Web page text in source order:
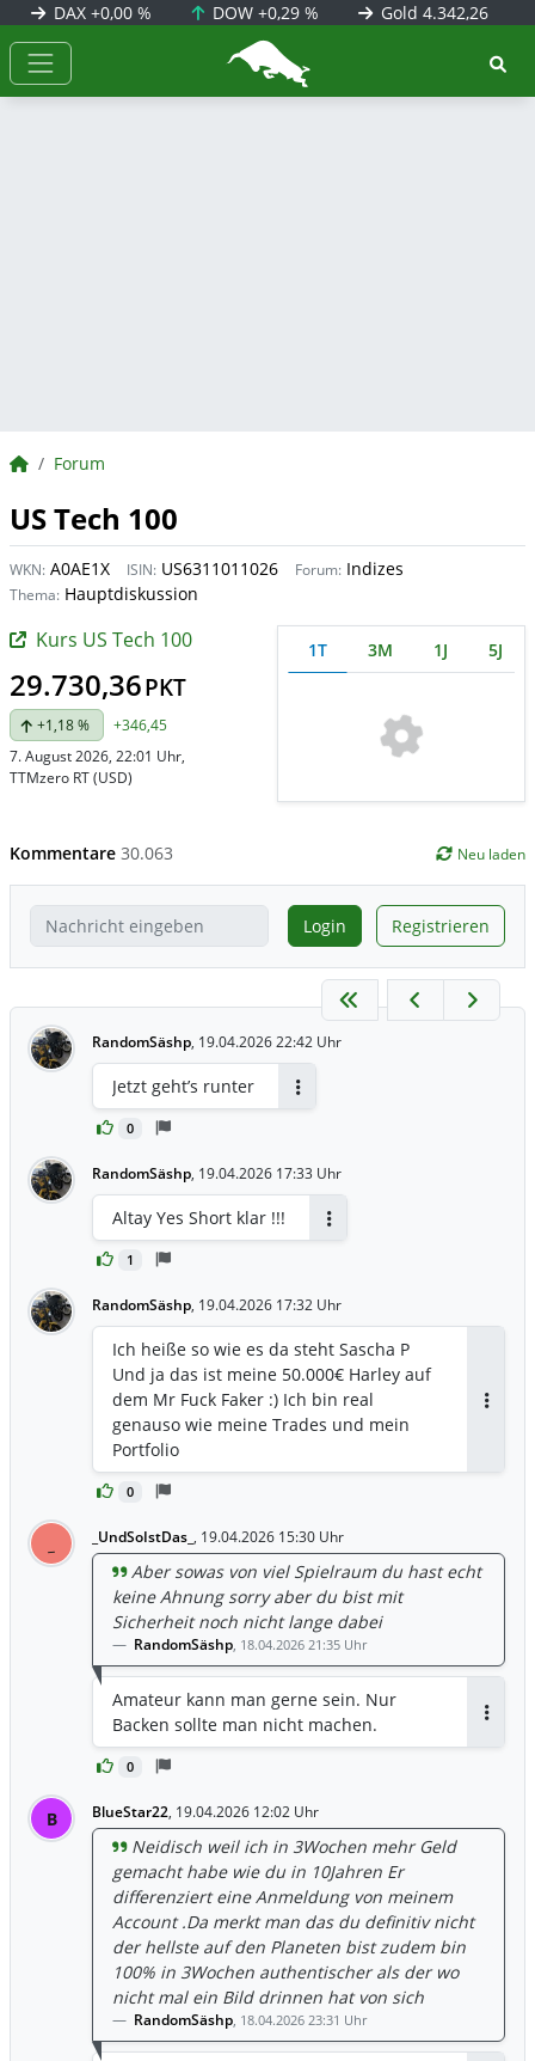
DAX +0,00 % DOW+0,29 % Gold 4.342,26
BörsenNEWS.de
BörsenNEWS.de
Forum
US Tech 100
WKN: A0AE1X ISIN: US6311011026 Forum: Indizes
Thema: Hauptdiskussion
Kurs US Tech 100
29.730,36PKT
+1,18 %
+346,45
7. August 2026, 22:01 Uhr,
TTMzero RT (USD)
1T 3M 1J 5J
Kommentare 30.063 Neu laden
Login Registrieren
RandomSäshp, 19.04.2026 22:42 Uhr
0
Jetzt geht’s runter
RandomSäshp, 19.04.2026 17:33 Uhr
1
Altay Yes Short klar !!!
RandomSäshp, 19.04.2026 17:32 Uhr
0
Ich heiße so wie es da steht Sascha P
Und ja das ist meine 50.000€ Harley auf
dem Mr Fuck Faker :) Ich bin real
genauso wie meine Trades und mein
Portfolio
_UndSoIstDas_ , 19.04.2026 15:30 Uhr
0
Aber sowas von viel Spielraum du hast echt
keine Ahnung sorry aber du bist mit
Sicherheit noch nicht lange dabei
RandomSäshp, 18.04.2026 21:35 Uhr
Amateur kann man gerne sein. Nur
Backen sollte man nicht machen.
B BlueStar22, 19.04.2026 12:02 Uhr
Neidisch weil ich in 3Wochen mehr Geld
gemacht habe wie du in 10Jahren Er
differenziert eine Anmeldung von meinem
Account .Da merkt man das du definitiv nicht
der hellste auf den Planeten bist zudem bin
100% in 3Wochen authentischer als der wo
nicht mal ein Bild drinnen hat von sich
RandomSäshp, 18.04.2026 23:31 Uhr